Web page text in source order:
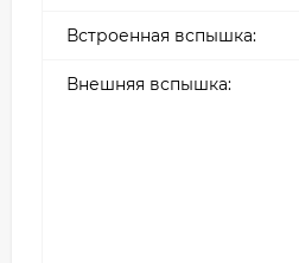
Встроенная вспышка:
Внешняя вспышка: